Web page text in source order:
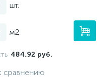
шт.
м2
484.92 руб.
сравнению